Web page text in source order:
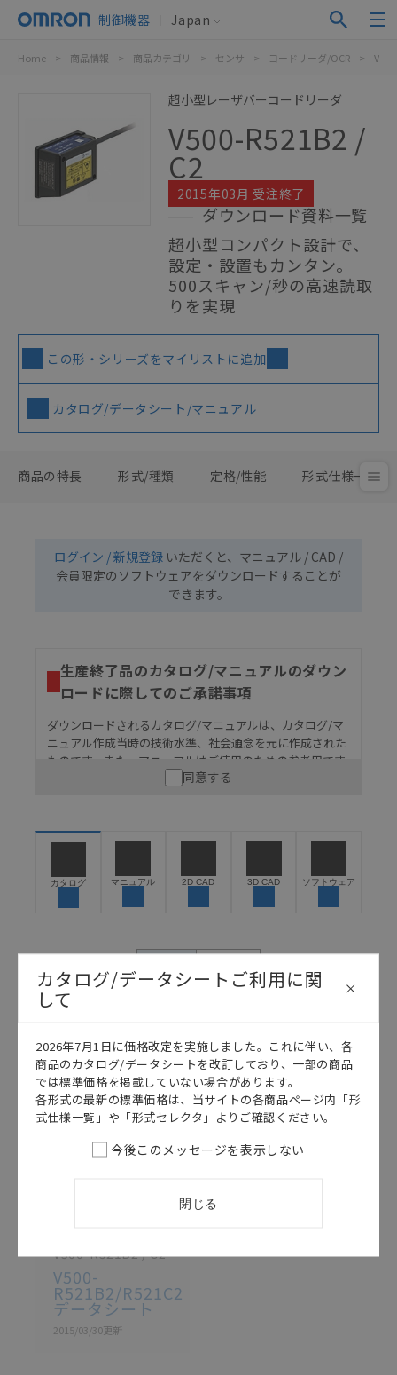
制御機器 Japan
Home > 商品情報 > 商品カテゴリ > センサ > コードリーダ/OCR >
超小型レーザバーコードリーダ
V500-R521B2 /
C2
2015年03月 受注終了
ダウンロード資料一覧
超小型コンパクト設計で、
設定・設置もカンタン。
500スキャン/秒の高速読取
りを実現
この形・シリーズをマイリストに追加
カタログ/データシート/マニュアル
商品の特長 形式/種類 定格/性能 形式仕様一覧
ログイン / 新規登録 いただくと、マニュアル / CAD /
会員限定のソフトウェアをダウンロードすることが
できます。
生産終了品のカタログ/マニュアルのダウン
ロードに際してのご承諾事項
ダウンロードされるカタログ/マニュアルは、カタログ/マ
ニュアル作成当時の技術水準、社会通念を元に作成された
ものです。また、マニュアルはご使用のための参考用です
ので、ご使用にあたっての安全性については十分にご配慮
うな用途に使用される場合には、システム全体として
保できるよう設計されていること、および本製品が全
置の機能や安全性をご確認のうえご使用ください。・
商品に接続される推奨機器等、現在では入手困難なも
記載されているサービス内容や連絡先等は作成当時の
ものであり、変更・改定させていただいている可能性
があります。改めて当サイトの掲載内容をご確認のう
え、ご用命下さいますようお願いいたします。
同意する
カタログ マニュアル 2D CAD 3D CAD ソフトウェア
このカタログを選択
カタログ
V500-R521B2 / C2
V500-
R521B2/R521C2
データシート
2015/03/30更新
カタログ/データシートご利用に関
して
2026年7月1日に価格改定を実施しました。これに伴い、各
商品のカタログ/データシートを改訂しており、一部の商品
では標準価格を掲載していない場合があります。
各形式の最新の標準価格は、当サイトの各商品ページ内「形
式仕様一覧」や「形式セレクタ」よりご確認ください。
今後このメッセージを表示しない
閉じる